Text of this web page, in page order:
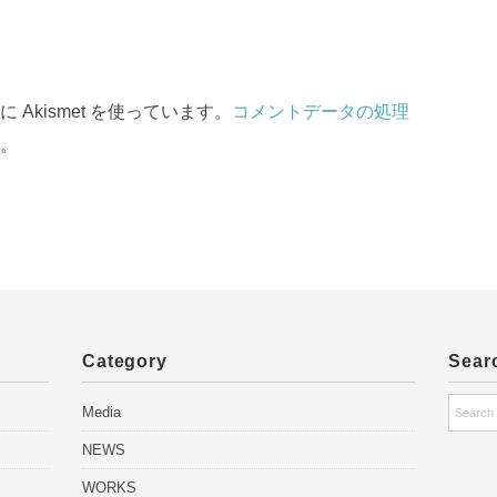
Akismet を使っています。
コメントデータの処理
。
Category
Media
NEWS
WORKS